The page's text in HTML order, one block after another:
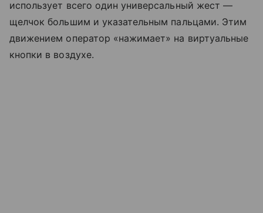
использует всего один универсальный жест —
щелчок большим и указательным пальцами. Этим
движением оператор «нажимает» на виртуальные
кнопки в воздухе.